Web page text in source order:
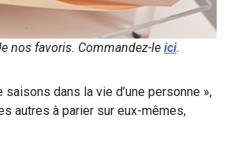
nos favoris. Commandez-le ici.
dans la vie d’une personne »,
autres à parier sur eux-mêmes,